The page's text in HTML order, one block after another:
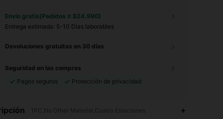
Envío gratis(Pedidos ≥ $24.990)
Entrega estimada: 5-10 Días laborables
Devoluciones gratuitas en 30 días
Seguridad en las compras
Pagos seguros
Protección de privacidad
1PC,No Other Material,Cuatro Estaciones